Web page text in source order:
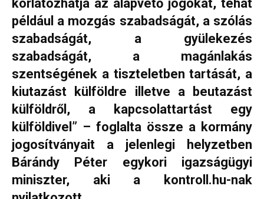
korlátozhatja az alapvető jogokat, tehát
például a mozgás szabadságát, a szólás
szabadságát, a gyülekezés
szabadságát, a magánlakás
szentségének a tiszteletben tartását, a
kiutazást külföldre illetve a beutazást
külföldről, a kapcsolattartást egy
külföldivel” – foglalta össze a kormány
jogosítványait a jelenlegi helyzetben
Bárándy Péter egykori igazságügyi
miniszter, aki a kontroll.hu-nak